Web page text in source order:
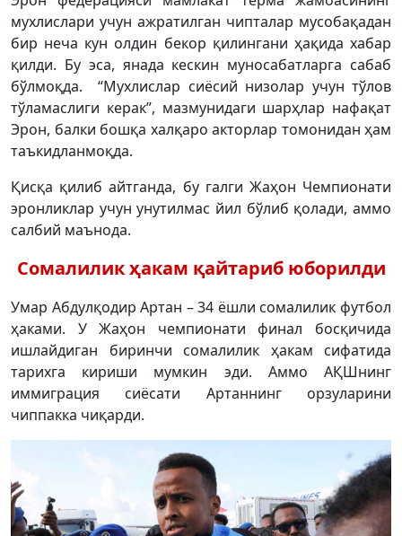
мухлислари учун ажратилган чипталар мусобақадан
бир неча кун олдин бекор қилингани ҳақида хабар
қилди. Бу эса, янада кескин муносабатларга сабаб
бўлмоқда. “Мухлислар сиёсий низолар учун тўлов
тўламаслиги керак”, мазмунидаги шарҳлар нафақат
Эрон, балки бошқа халқаро акторлар томонидан ҳам
таъкидланмоқда.
Қисқа қилиб айтганда, бу галги Жаҳон Чемпионати
эронликлар учун унутилмас йил бўлиб қолади, аммо
салбий маънода.
Сомалилик ҳакам қайтариб юборилди
Умар Абдулқодир Артан – 34 ёшли сомалилик футбол
ҳаками. У Жаҳон чемпионати финал босқичида
ишлайдиган биринчи сомалилик ҳакам сифатида
тарихга кириши мумкин эди. Аммо АҚШнинг
иммиграция сиёсати Артаннинг орзуларини
чиппакка чиқарди.